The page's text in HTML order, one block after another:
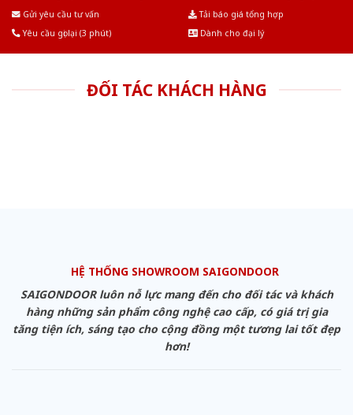
Gửi yêu cầu tư vấn
Tải báo giá tổng hợp
Yêu cầu gọi lại (3 phút)
Dành cho đại lý
ĐỐI TÁC KHÁCH HÀNG
HỆ THỐNG SHOWROOM SAIGONDOOR
SAIGONDOOR luôn nỗ lực mang đến cho đối tác và khách
hàng những sản phẩm công nghệ cao cấp, có giá trị gia
tăng tiện ích, sáng tạo cho cộng đồng một tương lai tốt đẹp
hơn!